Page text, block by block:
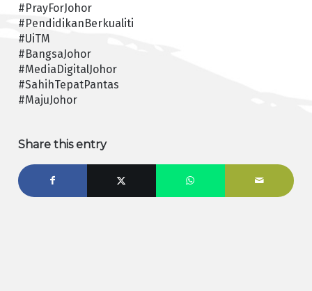
#PrayForJohor
#PendidikanBerkualiti
#UiTM
#BangsaJohor
#MediaDigitalJohor
#SahihTepatPantas
#MajuJohor
Share this entry